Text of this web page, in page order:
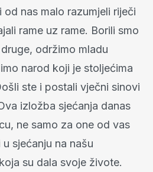
nas malo razumjeli riječi
rame uz rame. Borili smo
održimo mladu
narod koji je stoljećima
ste i postali vječni sinovi
izložba sjećanja danas
ne samo za one od vas
sjećanju na našu
su dala svoje živote.